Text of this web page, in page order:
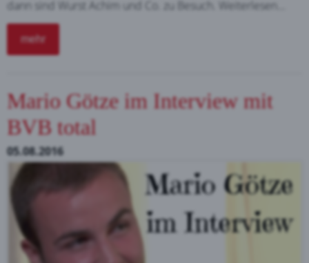
dann sind Wurst Achim und Co. zu Besuch. Weiterlesen...
mehr
Mario Götze im Interview mit
BVB total
05.08.2016